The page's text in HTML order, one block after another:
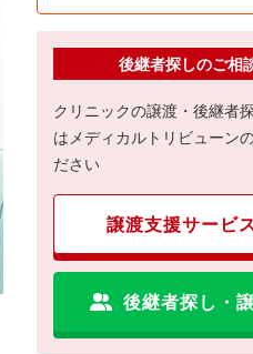
後継者探しのご相
クリニックの譲渡・後継者
はメディカルトリビューン
ださい
譲渡支援サービ
後継者探し・